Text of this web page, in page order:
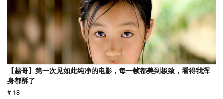
【越哥】第一次见如此纯净的电影，每一帧都美到极致，看得我浑
身都酥了
# 18